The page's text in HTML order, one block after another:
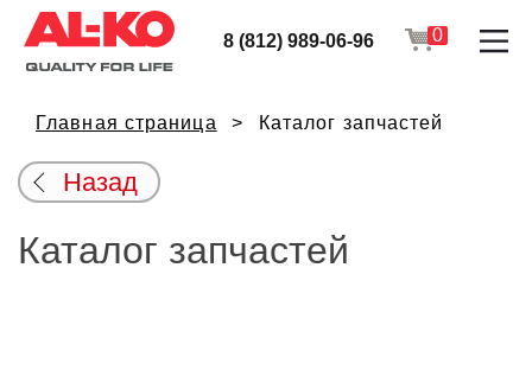
8 (812) 989-06-96 0
Главная страница Каталог запчастей
Назад
Каталог запчастей